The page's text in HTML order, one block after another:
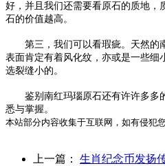
好，并且我们还需要看原石的质地，
石的价值越高。
第三，我们可以看瑕疵。天然的南
表面肯定有着风化纹，亦或是一些细
选裂缝小的。
鉴别南红玛瑙原石还有许许多多
悉与掌握。
本站部分内容收集于互联网，如有侵犯
上一篇： 生肖纪念币发扬